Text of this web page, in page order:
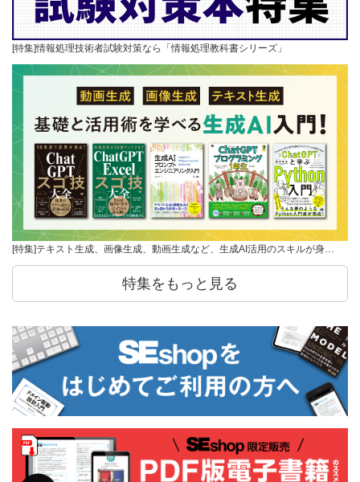
[特集]情報処理技術者試験対策なら「情報処理教科書シリーズ」
[特集]テキスト生成、画像生成、動画生成など、生成AI活用のスキルが身…
特集をもっと見る